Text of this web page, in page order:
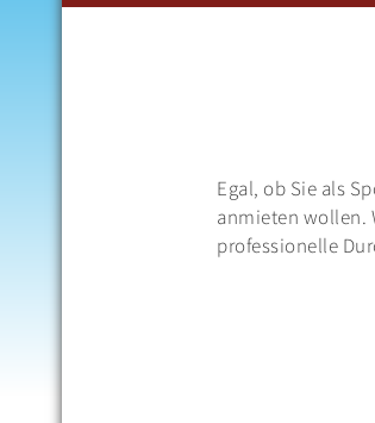
Egal, ob Sie als
anmieten wollen.
professionelle